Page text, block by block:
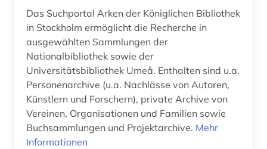
geschichte 500-1500 (2)
geschichte 500-1520 (1)
geschichte <1000-1140> (1)
geschichte <1455-1830> (1)
geschichte anfänge-1550 (1)
Das Suchportal Arken der Königlichen Bibliothek
in Stockholm ermöglicht die Recherche in
ausgewählten Sammlungen der
Nationalbibliothek sowie der
Universitätsbibliothek Umeå. Enthalten sind u.a.
Personenarchive (u.a. Nachlässe von Autoren,
Künstlern und Forschern), private Archive von
Vereinen, Organisationen und Familien sowie
Buchsammlungen und Projektarchive. Mehr
Informationen